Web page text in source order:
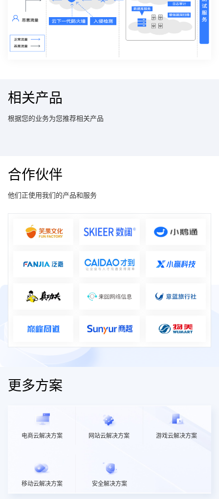
相关产品
根据您的业务为您推荐相关产品
合作伙伴
他们正使用我们的产品和服务
更多方案
电商云解决方案 网站云解决方案 游戏云解决方案
移动云解决方案 安全解决方案